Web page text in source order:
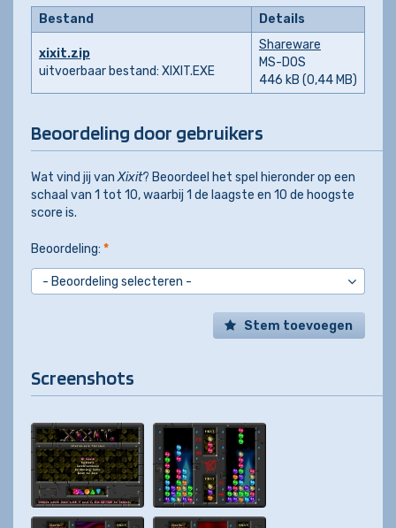
Bestand Details
xixit.zip
uitvoerbaar bestand: XIXIT.EXE
Shareware
MS-DOS
446 kB (0,44 MB)
Beoordeling door gebruikers
Wat vind jij vanXixit? Beoordeel het spel hieronder op een
schaal van 1 tot 10, waarbij 1 de laagste en 10 de hoogste
score is.
Beoordeling: *
Stem toevoegen
Screenshots